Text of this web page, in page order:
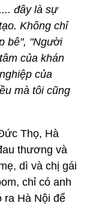
đây là sự
Không chỉ
bê", "Người
của khán
của
mà tôi cũng
Thọ, Hà
thương và
dì và chị gái
chỉ có anh
ra Hà Nội để